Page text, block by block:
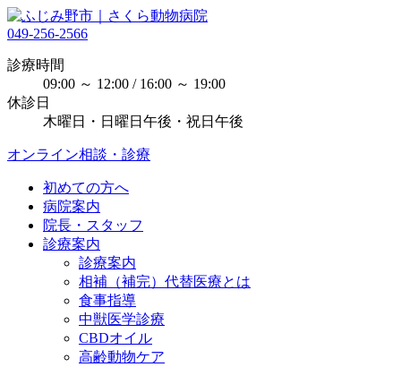
049-256-2566
診療時間
09:00 ～ 12:00 / 16:00 ～ 19:00
休診日
木曜日・日曜日午後・祝日午後
オンライン相談・診療
初めての方へ
病院案内
院長・スタッフ
診療案内
診療案内
相補（補完）代替医療とは
食事指導
中獣医学診療
CBDオイル
高齢動物ケア